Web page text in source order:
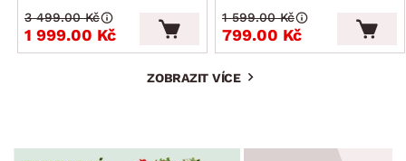
1 999.00 Kč
3 499.00 Kč
799.00 Kč
1 599.00 Kč
ZOBRAZIT VÍCE